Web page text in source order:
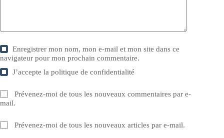
Enregistrer mon nom, mon e-mail et mon site dans ce
navigateur pour mon prochain commentaire.
J’accepte lapolitique de confidentialité
Prévenez-moi de tous les nouveaux commentaires par e-
mail.
Prévenez-moi de tous les nouveaux articles par e-mail.